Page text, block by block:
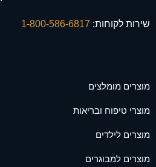
שירות לקוחות:
מוצרים מומלצים
מוצרי טיפוח ובריאות
מוצרים לילדים
מוצרים למבוגרים